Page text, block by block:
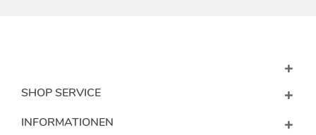
SHOP SERVICE
INFORMATIONEN